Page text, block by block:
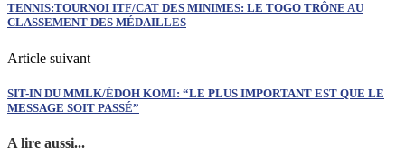
TENNIS:TOURNOI ITF/CAT DES MINIMES: LE TOGO TRÔNE AU
CLASSEMENT DES MÉDAILLES
Article suivant
SIT-IN DU MMLK/ÉDOH KOMI: “LE PLUS IMPORTANT EST QUE LE
MESSAGE SOIT PASSÉ”
A lire aussi...